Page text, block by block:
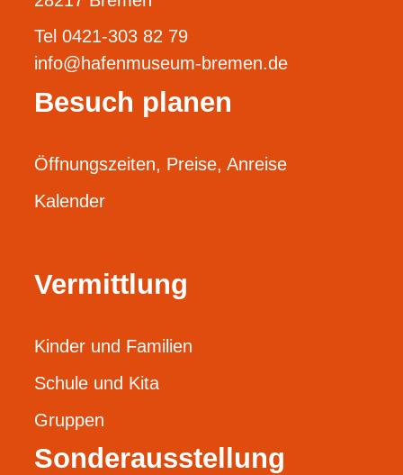
Tel 0421-303 82 79
info@hafenmuseum-bremen.de
Besuch planen
Öffnungszeiten, Preise, Anreise
Kalender
Vermittlung
Kinder und Familien
Schule und Kita
Gruppen
Sonderausstellung